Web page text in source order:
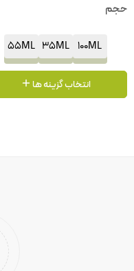
حجم
100ML
35ML
55ML
انتخاب گزینه ها